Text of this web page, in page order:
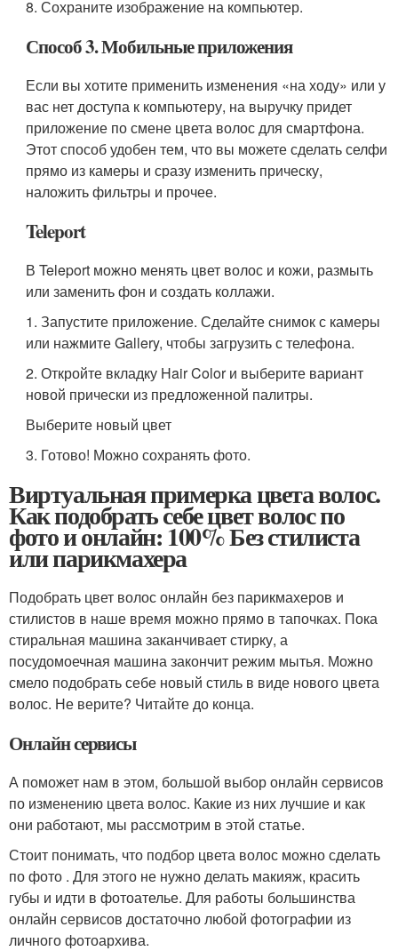
8. Сохраните изображение на компьютер.
Способ 3. Мобильные приложения
Если вы хотите применить изменения «на ходу» или у
вас нет доступа к компьютеру, на выручку придет
приложение по смене цвета волос для смартфона.
Этот способ удобен тем, что вы можете сделать селфи
прямо из камеры и сразу изменить прическу,
наложить фильтры и прочее.
Teleport
В Teleport можно менять цвет волос и кожи, размыть
или заменить фон и создать коллажи.
1. Запустите приложение. Сделайте снимок с камеры
или нажмите Gallery, чтобы загрузить с телефона.
2. Откройте вкладку Hair Color и выберите вариант
новой прически из предложенной палитры.
Выберите новый цвет
3. Готово! Можно сохранять фото.
Виртуальная примерка цвета волос.
Как подобрать себе цвет волос по
фото и онлайн: 100% Без стилиста
или парикмахера
Подобрать цвет волос онлайн без парикмахеров и
стилистов в наше время можно прямо в тапочках. Пока
стиральная машина заканчивает стирку, а
посудомоечная машина закончит режим мытья. Можно
смело подобрать себе новый стиль в виде нового цвета
волос. Не верите? Читайте до конца.
Онлайн сервисы
А поможет нам в этом, большой выбор онлайн сервисов
по изменению цвета волос. Какие из них лучшие и как
они работают, мы рассмотрим в этой статье.
Стоит понимать, что подбор цвета волос можно сделать
по фото . Для этого не нужно делать макияж, красить
губы и идти в фотоателье. Для работы большинства
онлайн сервисов достаточно любой фотографии из
личного фотоархива.